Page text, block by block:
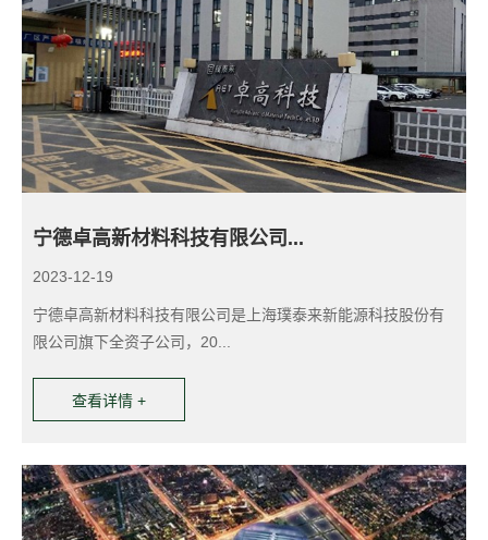
宁德卓高新材料科技有限公司...
2023-12-19
宁德卓高新材料科技有限公司是上海璞泰来新能源科技股份有
限公司旗下全资子公司，20...
查看详情 +